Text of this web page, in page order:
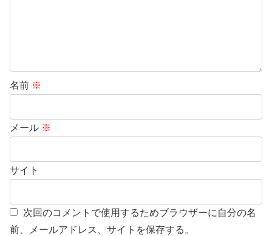
名前 ※
メール ※
サイト
次回のコメントで使用するためブラウザーに自分の名
前、メールアドレス、サイトを保存する。